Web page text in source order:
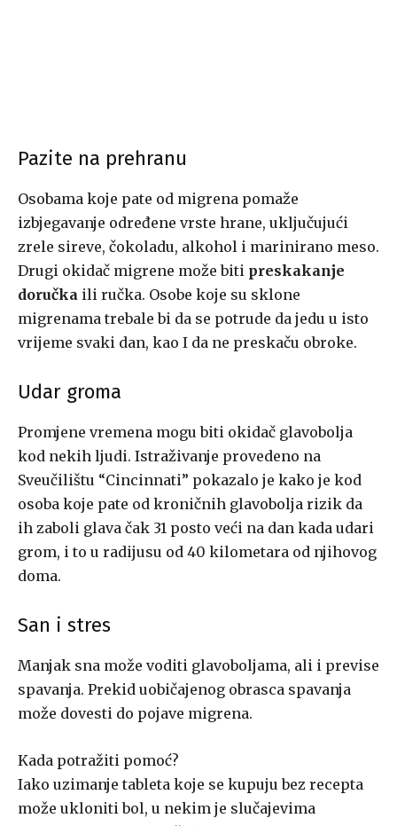
Pazite na prehranu
Osobama koje pate od migrena pomaže
izbjegavanje određene vrste hrane, uključujući
zrele sireve, čokoladu, alkohol i marinirano meso.
Drugi okidač migrene može biti preskakanje
doručka ili ručka. Osobe koje su sklone
migrenama trebale bi da se potrude da jedu u isto
vrijeme svaki dan, kao I da ne preskaču obroke.
Udar groma
Promjene vremena mogu biti okidač glavobolja
kod nekih ljudi. Istraživanje provedeno na
Sveučilištu “Cincinnati” pokazalo je kako je kod
osoba koje pate od kroničnih glavobolja rizik da
ih zaboli glava čak 31 posto veći na dan kada udari
grom, i to u radijusu od 40 kilometara od njihovog
doma.
San i stres
Manjak sna može voditi glavoboljama, ali i previse
spavanja. Prekid uobičajenog obrasca spavanja
može dovesti do pojave migrena.
Kada potražiti pomoć?
Iako uzimanje tableta koje se kupuju bez recepta
može ukloniti bol, u nekim je slučajevima